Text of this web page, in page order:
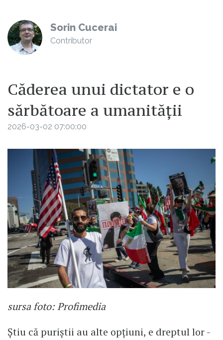
Sorin Cucerai
Contributor
Căderea unui dictator e o
sărbătoare a umanității
2026-03-02 07:00:00
sursa foto: Profimedia
Știu că puriștii au alte opțiuni, e dreptul lor -